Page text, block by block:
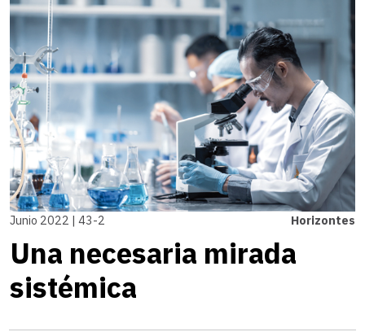
Junio 2022 | 43-2 Horizontes
Una necesaria mirada
sistémica